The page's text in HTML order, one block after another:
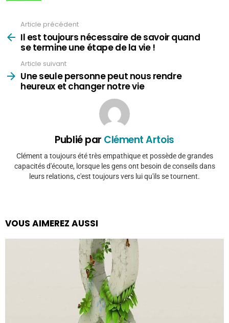
plus
Article précédent
Il est toujours nécessaire de savoir quand
se termine une étape de la vie !
Article suivant
Une seule personne peut nous rendre
heureux et changer notre vie
Publié par Clément Artois
Clément a toujours été très empathique et possède de grandes
capacités d'écoute, lorsque les gens ont besoin de conseils dans
leurs relations, c'est toujours vers lui qu'ils se tournent.
VOUS AIMEREZ AUSSI